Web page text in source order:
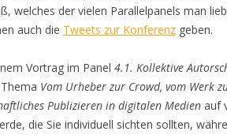
welches der vielen Parallelpanels man
auch die Tweets zur Konferenz geben.
Vortrag im Panel 4.1. Kollektive
Vom Urheber zur Crowd, vom Werk
Publizieren in digitalen Medien auf
die Sie individuell sichten sollten,